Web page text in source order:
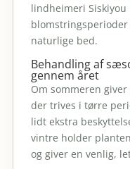
lindheimeri Siskiyou
naturlige bed.
Behandling af
gennem året
Om sommeren
der trives i tørre
lidt ekstra
vintre holder
og giver en venlig,